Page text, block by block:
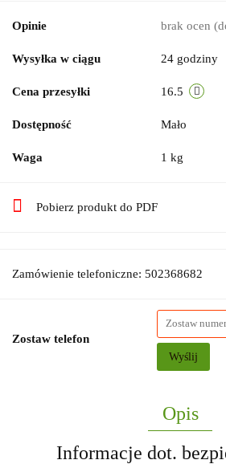
Opinie brak ocen
Wysyłka w ciągu 24 godziny
Cena przesyłki 16.5
Dostępność Mało
Waga 1 kg
Pobierz produkt do PDF
Zamówienie telefoniczne: 502368682
Zostaw telefon
Wyślij
Opis
Informacje dot.